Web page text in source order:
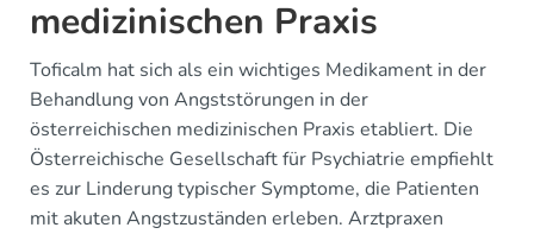
medizinischen Praxis
Toficalm hat sich als ein wichtiges Medikament in der
Behandlung von Angststörungen in der
österreichischen medizinischen Praxis etabliert. Die
Österreichische Gesellschaft für Psychiatrie empfiehlt
es zur Linderung typischer Symptome, die Patienten
mit akuten Angstzuständen erleben. Arztpraxen